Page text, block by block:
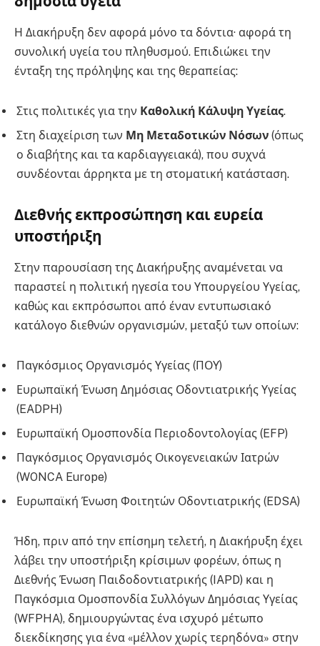
Η Διακήρυξη δεν αφορά μόνο τα δόντια· αφορά τη
συνολική υγεία του πληθυσμού. Επιδιώκει την
ένταξη της πρόληψης και της θεραπείας:
Στις πολιτικές για την Καθολική Κάλυψη Υγείας.
Στη διαχείριση των Μη Μεταδοτικών Νόσων (όπως
ο διαβήτης και τα καρδιαγγειακά), που συχνά
συνδέονται άρρηκτα με τη στοματική κατάσταση.
Διεθνής εκπροσώπηση και ευρεία
υποστήριξη
Στην παρουσίαση της Διακήρυξης αναμένεται να
παραστεί η πολιτική ηγεσία του Υπουργείου Υγείας,
καθώς και εκπρόσωποι από έναν εντυπωσιακό
κατάλογο διεθνών οργανισμών, μεταξύ των οποίων:
Παγκόσμιος Οργανισμός Υγείας (ΠΟΥ)
Ευρωπαϊκή Ένωση Δημόσιας Οδοντιατρικής Υγείας
(EADPH)
Ευρωπαϊκή Ομοσπονδία Περιοδοντολογίας (EFP)
Παγκόσμιος Οργανισμός Οικογενειακών Ιατρών
(WONCA Europe)
Ευρωπαϊκή Ένωση Φοιτητών Οδοντιατρικής (EDSA)
Ήδη, πριν από την επίσημη τελετή, η Διακήρυξη έχει
λάβει την υποστήριξη κρίσιμων φορέων, όπως η
Διεθνής Ένωση Παιδοδοντιατρικής (IAPD) και η
Παγκόσμια Ομοσπονδία Συλλόγων Δημόσιας Υγείας
(WFPHA), δημιουργώντας ένα ισχυρό μέτωπο
διεκδίκησης για ένα «μέλλον χωρίς τερηδόνα» στην